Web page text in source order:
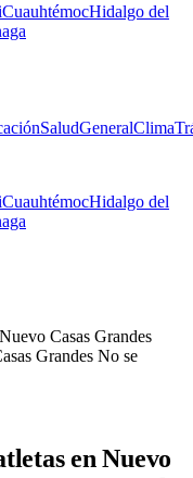
CuauhtémocHidalgo del
SaludGeneralClima
CuauhtémocHidalgo del
Casas Grandes
Grandes No se
en Nuevo